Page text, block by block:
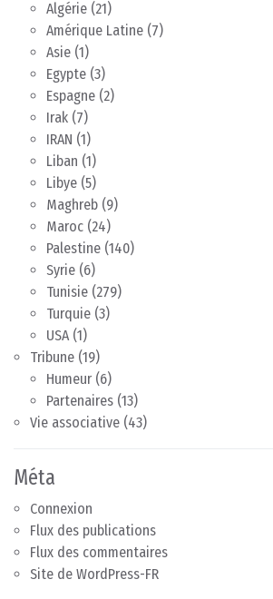
Algérie (21)
Amérique Latine (7)
Asie (1)
Egypte (3)
Espagne (2)
Irak (7)
IRAN (1)
Liban (1)
Libye (5)
Maghreb (9)
Maroc (24)
Palestine (140)
Syrie (6)
Tunisie (279)
Turquie (3)
USA(1)
Tribune (19)
Humeur (6)
Partenaires (13)
Vie associative (43)
Méta
Connexion
Flux des publications
Flux des commentaires
Site de WordPress-FR